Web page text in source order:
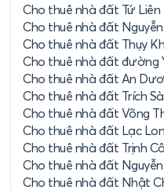
Cho thuê nhà đất Tứ Liên
Cho thuê nhà đất
Cho thuê nhà đất Thụy
Cho thuê nhà đất đường
Cho thuê nhà đất An
Cho thuê nhà đất Trích
Cho thuê nhà đất Võng
Cho thuê nhà đất Lạc
Cho thuê nhà đất Trịnh
Cho thuê nhà đất
Cho thuê nhà đất Nhật